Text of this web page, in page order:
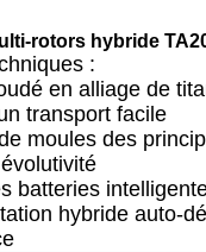
rotors hybride
:
en alliage de
transport facile
moules des
batteries
hybride auto-